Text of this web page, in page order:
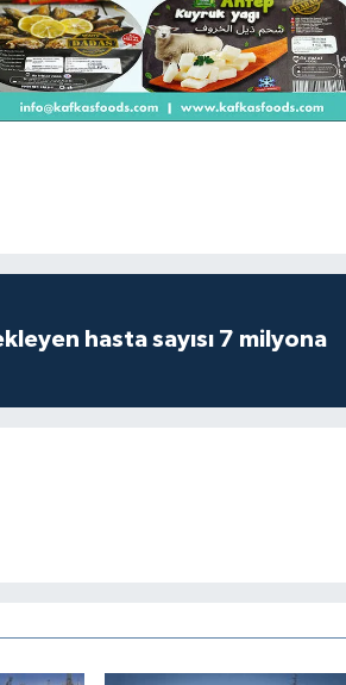
hasta sayısı 7 milyona